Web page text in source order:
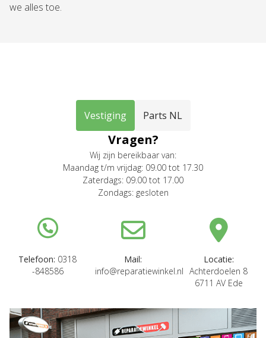
we alles toe.
Vestiging Parts NL
Vragen?
Wij zijn bereikbaar van:
Maandag t/m vrijdag: 09.00 tot 17.30
Zaterdags: 09.00 tot 17.00
Zondags: gesloten
Telefoon: 0318
-848586
Mail:
info@reparatiewinkel.nl
Locatie:
Achterdoelen 8
6711 AV Ede